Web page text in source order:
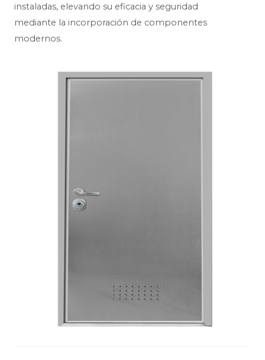
instaladas, elevando su eficacia y seguridad
mediante la incorporación de componentes
modernos.